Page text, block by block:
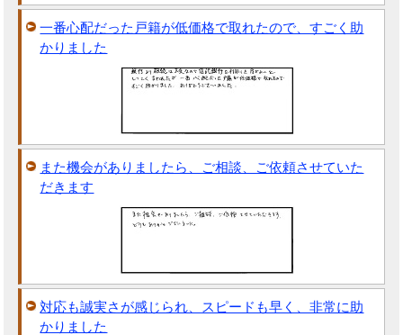
一番心配だった戸籍が低価格で取れたので、すごく助
かりました
また機会がありましたら、ご相談、ご依頼させていた
だきます
対応も誠実さが感じられ、スピードも早く、非常に助
かりました